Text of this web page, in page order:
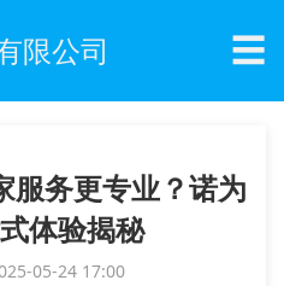
限公司 ☰
服务更专业？诺为
体验揭秘
05-24 17:00